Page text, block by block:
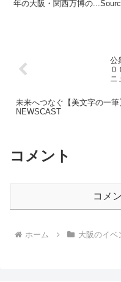
年の大阪・関西万博の
公
ニ
未来へつなぐ【美文字の一筆
NEWSCAST
コメント
コメ
ホーム 大阪のイベ